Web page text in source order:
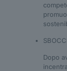
Dopo